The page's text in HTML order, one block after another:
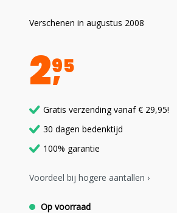
Verschenen in augustus 2008
295
Gratis verzending vanaf € 29,95!
30 dagen bedenktijd
100% garantie
Voordeel bij hogere aantallen ›
Op voorraad